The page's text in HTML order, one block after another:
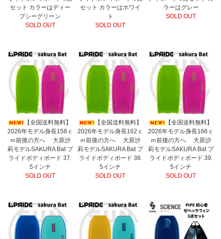
セット カラーはディー
プシーグリーン
SOLD OUT
セット カラーはホワイ
ト
SOLD OUT
ラーはグレー
SOLD OUT
【全国送料無料】
2026年モデル身長158ｃ
ｍ前後の方へ 大原沙
莉モデルSAKURA Bat プ
ライドボディボード 37.
5インチ
SOLD OUT
【全国送料無料】
2026年モデル身長162ｃ
ｍ前後の方へ 大原沙
莉モデルSAKURA Bat プ
ライドボディボード 38.
5インチ
SOLD OUT
【全国送料無料】
2026年モデル身長166ｃ
ｍ前後の方へ 大原沙
莉モデルSAKURA Bat プ
ライドボディボード 39.
5インチ
SOLD OUT